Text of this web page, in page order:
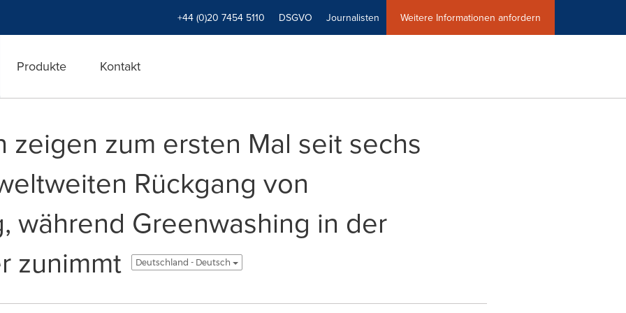
+44 (0)20 7454 5110 DSGVO Journalisten Weitere Informationen anfordern
Produkte Kontakt
zeigen zum ersten Mal seit sechs
Rückgang von
während Greenwashing in der
zunimmt
Deutschland - Deutsch